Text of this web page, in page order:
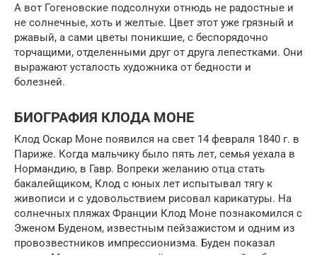
А вот Гогеновские подсолнухи отнюдь не радостные и
не солнечные, хоть и желтые. Цвет этот уже грязный и
ржавый, а сами цветы поникшие, с беспорядочно
торчащими, отделенными друг от друга лепестками. Они
выражают усталость художника от бедности и
болезней.
БИОГРАФИЯ КЛОДА МОНЕ
Клод Оскар Моне появился на свет 14 февраля 1840 г. в
Париже. Когда мальчику было пять лет, семья уехала в
Нормандию, в Гавр. Вопреки желанию отца стать
бакалейщиком, Клод с юных лет испытывал тягу к
живописи и с удовольствием рисовал карикатуры. На
солнечных пляжах Франции Клод Моне познакомился с
Эженом Буденом, известным пейзажистом и одним из
провозвестников импрессионизма. Буден показал